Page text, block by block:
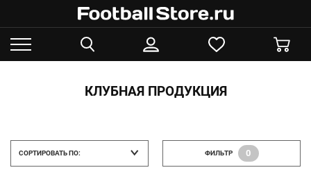
КЛУБНАЯ ПРОДУКЦИЯ
СОРТИРОВАТЬ ПО: ФИЛЬТР 0